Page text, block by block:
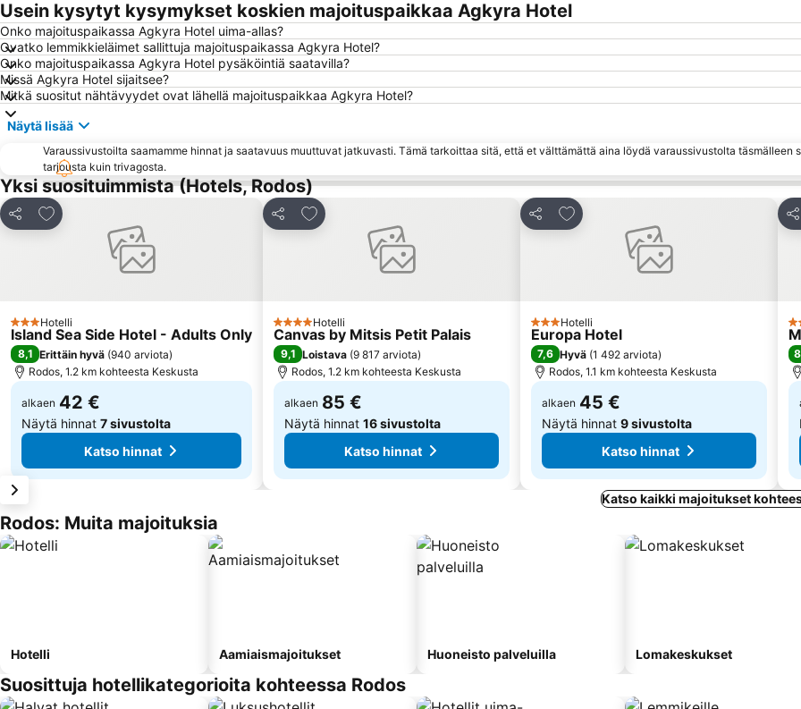
Usein kysytyt kysymykset koskien majoituspaikkaa Agkyra Hotel
Onko majoituspaikassa Agkyra Hotel uima-allas?
Ovatko lemmikkieläimet sallittuja majoituspaikassa Agkyra Hotel?
Onko majoituspaikassa Agkyra Hotel pysäköintiä saatavilla?
Missä Agkyra Hotel sijaitsee?
Mitkä suositut nähtävyydet ovat lähellä majoituspaikkaa Agkyra Hotel?
Näytä lisää
Varaussivustoilta saamamme hinnat ja saatavuus muuttuvat jatkuvasti. Tämä tarkoittaa sitä, että et välttämättä aina löydä varaussivustolta täsmälleen
tarjousta kuin trivagosta.
Yksi suosituimmista (Hotels, Rodos)
Jaa
Lisää suosikkeihin
3 Tähtiluokitus
Hotelli
Island Sea Side Hotel - Adults Only
8,1 Erittäin hyvä (940 arviota)
Rodos, 1.2 km kohteesta Keskusta
alkaen 42 €
Näytä hinnat 7 sivustolta
Katso hinnat
Jaa
Lisää suosikkeihin
4 Tähtiluokitus
Hotelli
Canvas by Mitsis Petit Palais
9,1 Loistava (9 817 arviota)
Rodos, 1.2 km kohteesta Keskusta
alkaen 85 €
Näytä hinnat 16 sivustolta
Katso hinnat
Jaa
Lisää suosikkeihin
3 Tähtiluokitus
Hotelli
Europa Hotel
7,6 Hyvä (1 492 arviota)
Rodos, 1.1 km kohteesta Keskusta
alkaen 45 €
Näytä hinnat 9 sivustolta
Katso hinnat
4
Katso kaikki majoitukset
Rodos: Muita majoituksia
Hotelli Aamiaismajoitukset Huoneisto palveluilla Lomakeskukset
Suosittuja hotellikategorioita kohteessa Rodos